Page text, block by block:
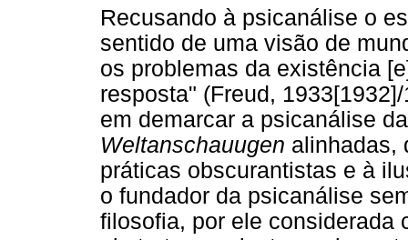
Recusando à psicanálise o
sentido de uma visão de
os problemas da existência
resposta" (Freud,
em demarcar a psicanálise
Weltanschauugen alinhadas,
práticas obscurantistas e à
o fundador da psicanálise
filosofia, por ele considerada